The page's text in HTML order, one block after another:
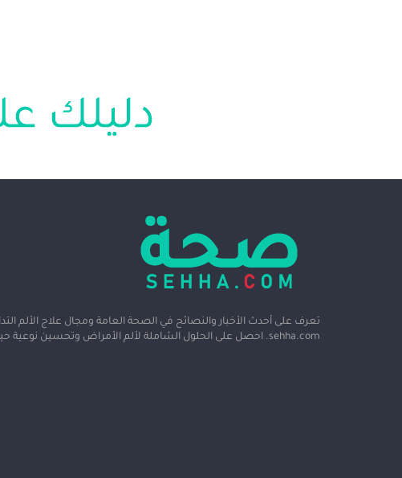
تعرف على أحدث الأخبار والنصائح في الصحة العامة ومجال علاج الألم
sehha.com. احصل على الحلول الشاملة لألم الأمراض وتحسين نوعية حياتك.